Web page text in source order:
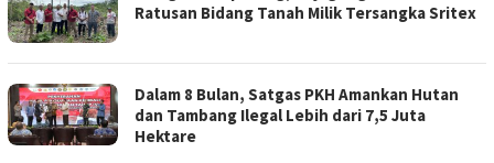
Ratusan Bidang Tanah Milik Tersangka Sritex
Dalam 8 Bulan, Satgas PKH Amankan Hutan
dan Tambang Ilegal Lebih dari 7,5 Juta
Hektare